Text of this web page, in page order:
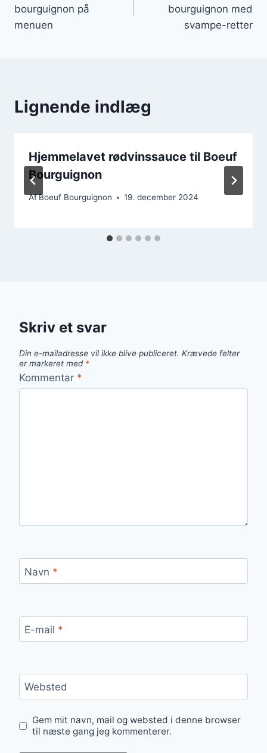
bourguignon på
menuen
bourguignon med
svampe-retter
Lignende indlæg
Hjemmelavet rødvinssauce til Boeuf
Bourguignon
AfBoeuf Bourguignon 19. december 2024
Skriv et svar
Din e-mailadresse vil ikke blive publiceret. Krævede felter
er markeret med *
Kommentar *
Navn *
E-mail *
Websted
Gem mit navn, mail og websted i denne browser
til næste gang jeg kommenterer.